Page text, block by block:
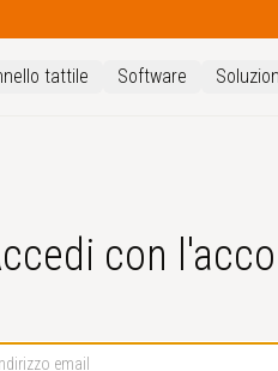
tattile Software
con